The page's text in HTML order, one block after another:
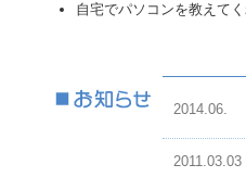
自宅でパソコンを教えて
2014.06.
2011.03.03